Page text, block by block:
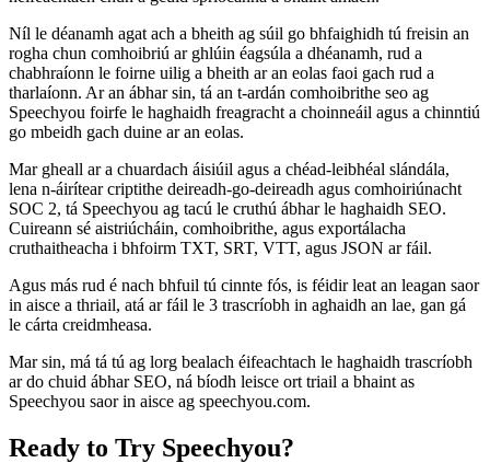
Níl le déanamh agat ach a bheith ag súil go bhfaighidh tú freisin an
rogha chun comhoibriú ar ghlúin éagsúla a dhéanamh, rud a
chabhraíonn le foirne uilig a bheith ar an eolas faoi gach rud a
tharlaíonn. Ar an ábhar sin, tá an t-ardán comhoibrithe seo ag
Speechyou foirfe le haghaidh freagracht a choinneáil agus a chinntiú
go mbeidh gach duine ar an eolas.
Mar gheall ar a chuardach áisiúil agus a chéad-leibhéal slándála,
lena n-áirítear criptithe deireadh-go-deireadh agus comhoiriúnacht
SOC 2, tá Speechyou ag tacú le cruthú ábhar le haghaidh SEO.
Cuireann sé aistriúcháin, comhoibrithe, agus exportálacha
cruthaitheacha i bhfoirm TXT, SRT, VTT, agus JSON ar fáil.
Agus más rud é nach bhfuil tú cinnte fós, is féidir leat an leagan saor
in aisce a thriail, atá ar fáil le 3 trascríobh in aghaidh an lae, gan gá
le cárta creidmheasa.
Mar sin, má tá tú ag lorg bealach éifeachtach le haghaidh trascríobh
ar do chuid ábhar SEO, ná bíodh leisce ort triail a bhaint as
Speechyou saor in aisce ag speechyou.com.
Ready to Try Speechyou?